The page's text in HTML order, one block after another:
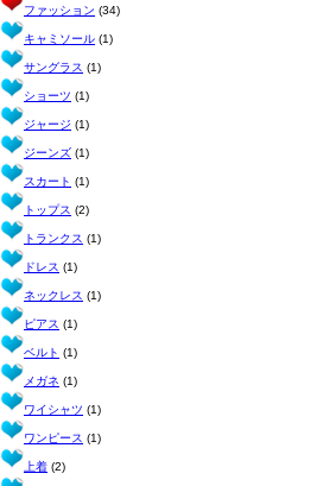
ファッション (34)
キャミソール (1)
サングラス (1)
ショーツ (1)
ジャージ (1)
ジーンズ (1)
スカート (1)
トップス (2)
トランクス (1)
ドレス (1)
ネックレス (1)
ピアス (1)
ベルト (1)
メガネ (1)
ワイシャツ (1)
ワンピース (1)
上着 (2)